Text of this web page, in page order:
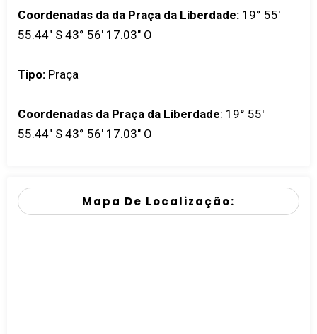
Coordenadas da da Praça da Liberdade: 19° 55'
55.44" S 43° 56' 17.03" O
Tipo: Praça
Coordenadas da Praça da Liberdade: 19° 55'
55.44" S 43° 56' 17.03" O
Mapa De Localização: